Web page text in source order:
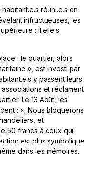
réuni.e.s en
infructueuses, les
: il.elle.s
: le quartier, alors
», est investi par
y passent leurs
et réclament
Le 13 Août, les
: « Nous bloquerons
et
50 francs à ceux qui
est plus symbolique
dans les mémoires.